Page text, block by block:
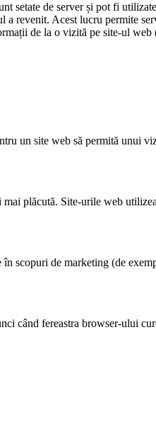
setate de server și pot fi
revenit. Acest lucru permite
de la o vizită pe site-ul
un site web să permită unui
plăcută. Site-urile web
de marketing (de
când fereastra browser-ului